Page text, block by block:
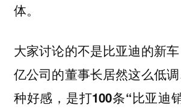
体。
大家讨论的不是比亚迪的新
亿公司的董事长居然这么低
种好感，是打100条“比亚迪